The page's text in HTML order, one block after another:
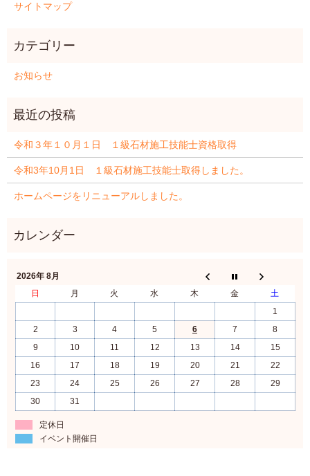
サイトマップ
お知らせ
令和３年１０月１日 １級石材施工技能士資格取得
令和3年10月1日 １級石材施工技能士取得しました。
ホームページをリニューアルしました。
2026年 8月
日
月 火 水 木 金
土
1
2
3 4 5 6 7
8
9
10 11 12 13 14
15
16
17 18 19 20 21
22
23
24 25 26 27 28
29
30
31
定休日
イベント開催日